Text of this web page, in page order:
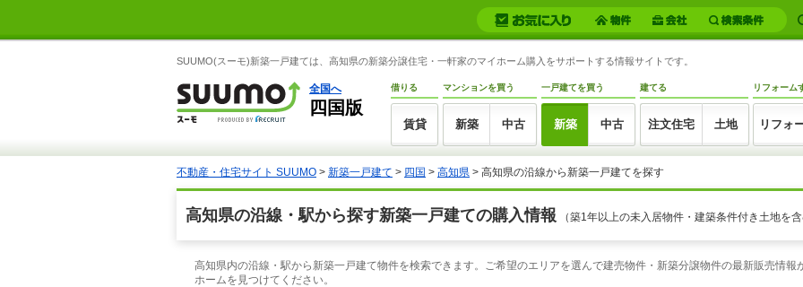
SUUMO(スーモ)新築一戸建ては、高知県の新築分譲住宅・一軒家のマイホーム購入をサポートする情報サイトです。
全国へ
四国版
借りる
賃貸
マンションを買う
新築 中古
一戸建てを買う
新築 中古
建てる
注文住宅 土地
リフォーム
リフォ
不動産・住宅サイト SUUMO > 新築一戸建て > 四国 > 高知県 > 高知県の沿線から新築一戸建てを探す
高知県の沿線・駅から探す新築一戸建ての購入情報 （築1年以上の未入居物件・建築条件付き土地を含
高知県内の沿線・駅から新築一戸建て物件を検索できます。ご希望のエリアを選んで建売物件・新築分譲物件の最新販売情報
ホームを見つけてください。